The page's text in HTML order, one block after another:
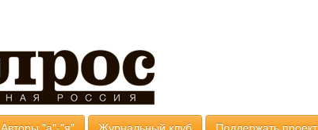
Авторы "а"-"я" Журнальный клуб Поддержать проект